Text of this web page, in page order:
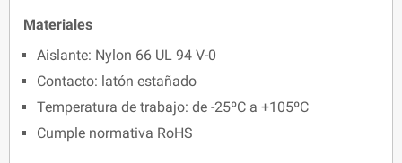
Materiales
Aislante: Nylon 66 UL 94 V-0
Contacto: latón estañado
Temperatura de trabajo: de -25ºC a +105ºC
Cumple normativa RoHS